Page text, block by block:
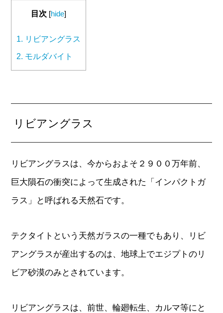
目次 [hide]
1. リビアングラス
2. モルダバイト
リビアングラス
リビアングラスは、今からおよそ２９００万年前、
巨大隕石の衝突によって生成された「インパクトガ
ラス」と呼ばれる天然石です。
テクタイトという天然ガラスの一種でもあり、リビ
アングラスが産出するのは、地球上でエジプトのリ
ビア砂漠のみとされています。
リビアングラスは、前世、輪廻転生、カルマ等にと